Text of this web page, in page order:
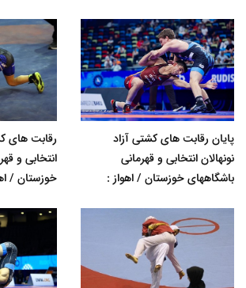
پایان رقابت های کشتی آزاد
نونهالان انتخابی و قهرمانی
باشگاههای خوزستان / اهواز :
رقابت های
انتخابی و
خوزستان /